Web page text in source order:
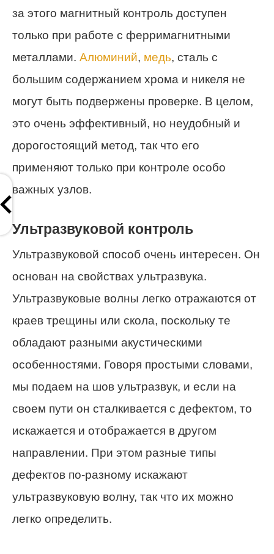
за этого магнитный контроль доступен
только при работе с ферримагнитными
металлами. Алюминий, медь, сталь с
большим содержанием хрома и никеля не
могут быть подвержены проверке. В целом,
это очень эффективный, но неудобный и
дорогостоящий метод, так что его
применяют только при контроле особо
важных узлов.
Ультразвуковой контроль
Ультразвуковой способ очень интересен. Он
основан на свойствах ультразвука.
Ультразвуковые волны легко отражаются от
краев трещины или скола, поскольку те
обладают разными акустическими
особенностями. Говоря простыми словами,
мы подаем на шов ультразвук, и если на
своем пути он сталкивается с дефектом, то
искажается и отображается в другом
направлении. При этом разные типы
дефектов по-разному искажают
ультразвуковую волну, так что их можно
легко определить.